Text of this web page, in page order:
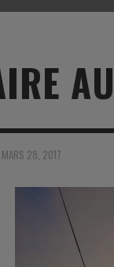
SANTÉ
CARBURANT
ENTRAÎNEMENT
AIR
MER
FORMATION/
INDUSTRIES
ARMÉES
MARS 28, 2017